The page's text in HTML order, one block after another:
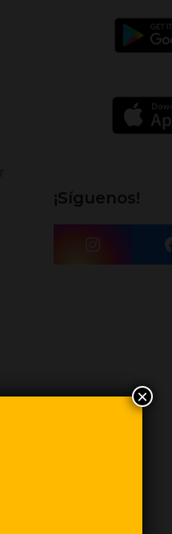
¡Síguenos!
Instagram
×